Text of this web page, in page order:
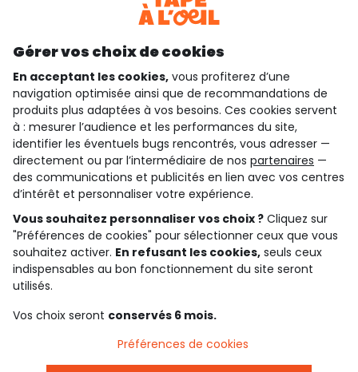
qui sommes-nous ?
besoin d'aide ?
le club fidélité
notre catalogue
Conditions générales de ventes et d'utilisation
Conditions d’utilisation des réseaux sociaux
Politique de confidentialité
Cookies et données personnelles
Paramètres des cookies
Gérer vos choix de cookies
En acceptant les cookies, vous profiterez d’une
navigation optimisée ainsi que de recommandations de
produits plus adaptées à vos besoins. Ces cookies servent
à : mesurer l’audience et les performances du site,
identifier les éventuels bugs rencontrés, vous adresser —
directement ou par l’intermédiaire de nos partenaires —
des communications et publicités en lien avec vos centres
d’intérêt et personnaliser votre expérience.
Vous souhaitez personnaliser vos choix ? Cliquez sur
"Préférences de cookies" pour sélectionner ceux que vous
souhaitez activer. En refusant les cookies, seuls ceux
indispensables au bon fonctionnement du site seront
utilisés.
Vos choix seront conservés 6 mois.
Préférences de cookies